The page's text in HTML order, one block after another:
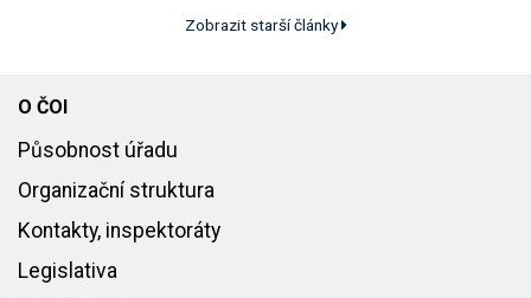
Zobrazit starší články
O ČOI
Působnost úřadu
Organizační struktura
Kontakty, inspektoráty
Legislativa